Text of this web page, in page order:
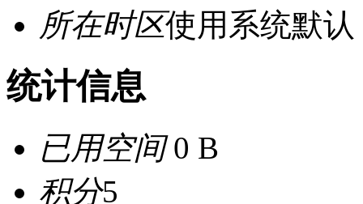
所在时区使用系统默认
统计信息
已用空间0 B
积分5